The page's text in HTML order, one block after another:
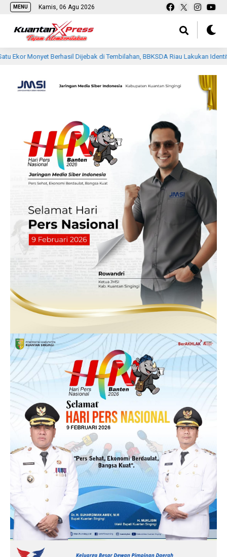
MENU Kamis, 06 Agu 2026
Berhasil Dijebak di Tembilahan, BBKSDA Riau Lakukan Identifikasi